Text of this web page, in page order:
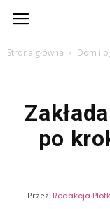
Plotki.pl
Strona główna Dom i
po
Przez Redakcja